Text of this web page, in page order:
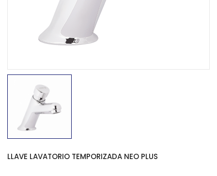
LLAVE LAVATORIO TEMPORIZADA NEO PLUS